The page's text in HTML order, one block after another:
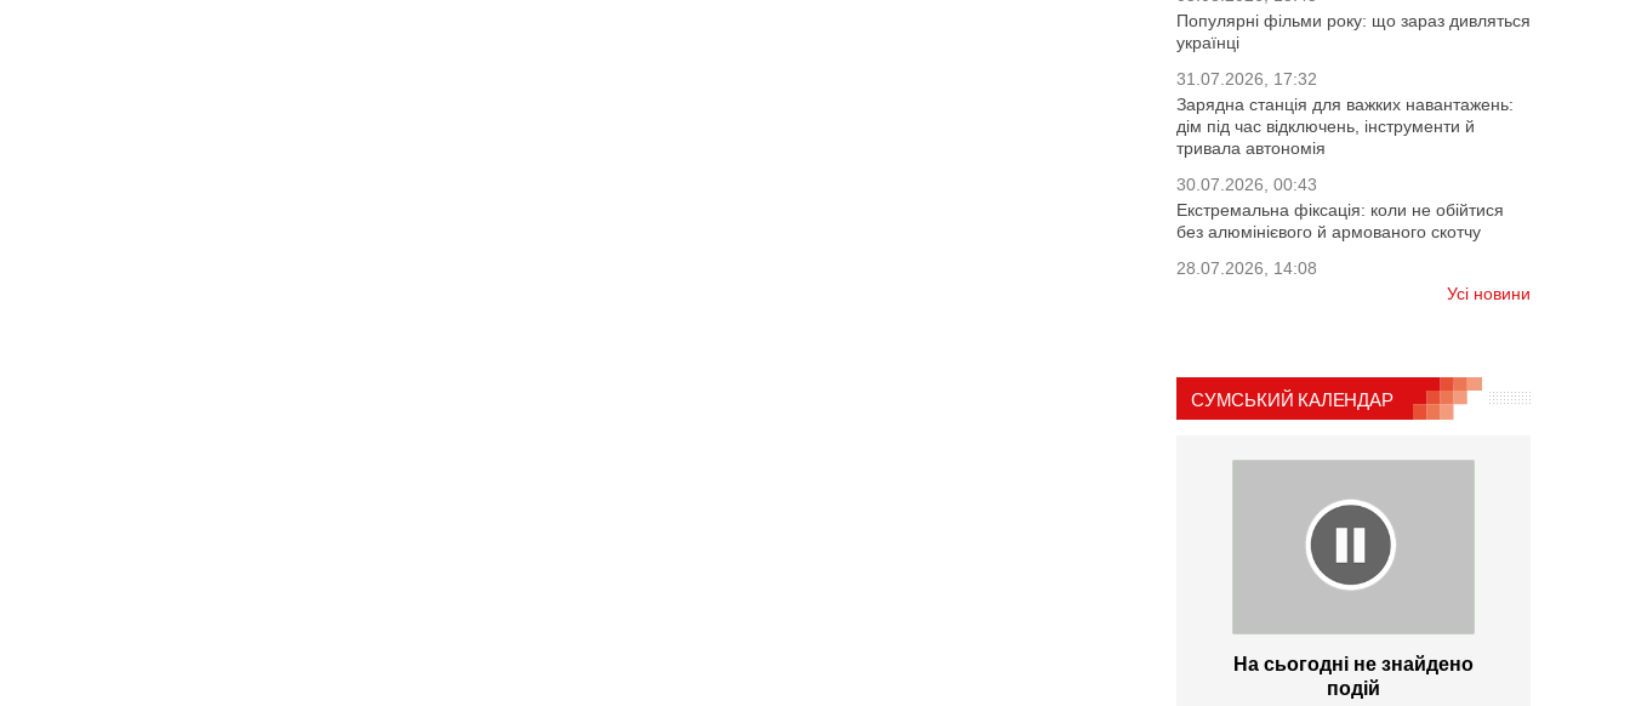
Популярні фільми року: що зараз дивляться
українці
31.07.2026, 17:32
Зарядна станція для важких навантажень:
дім під час відключень, інструменти й
тривала автономія
30.07.2026, 00:43
Екстремальна фіксація: коли не обійтися
без алюмінієвого й армованого скотчу
28.07.2026, 14:08
Усі новини
СУМСЬКИЙ КАЛЕНДАР
На сьогодні не знайдено
подій